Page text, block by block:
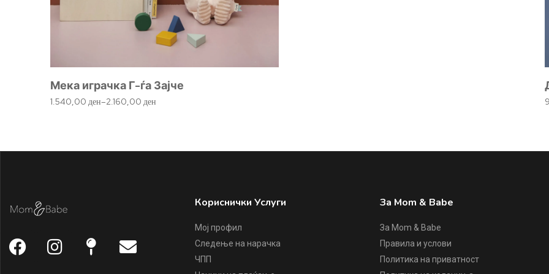
Мека играчка Г-ѓа Зајче
1.540,00ден–2.160,00ден
Кориснички Услуги
Мој профил
Следење на нарачка
ЧПП
За Mom & Babe
За Mom & Babe
Правила и услови
Политика на приватност